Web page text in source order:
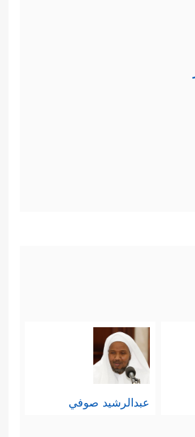
إيمانًا وشجاعةً،
ودواعي الجُبن
ترسيخٌ لقيم الألفة
الخير، والتغاضِي عن
ركن التربية العسكرية
حتى مخططات العدو
الثغرات.
﴿وَلَا تَهِنُواْ فِی ٱبۡتِغَاۤءِ
فَإِنَّهُمۡ یَأۡلَمُونَ كَمَا تَأۡلَمُونَۖ
عبدالرشيد صوفي